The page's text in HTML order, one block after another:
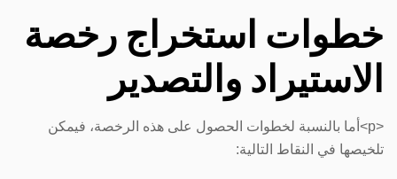
خطوات استخراج رخصة
الاستيراد والتصدير
<p>أما بالنسبة لخطوات الحصول على هذه الرخصة، فيمكن
تلخيصها في النقاط التالية: